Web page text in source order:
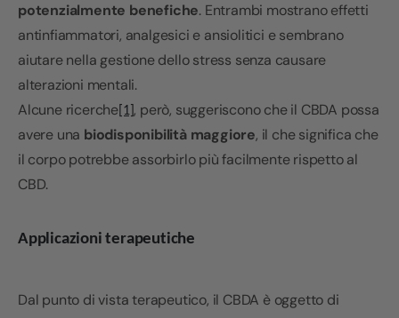
potenzialmente benefiche. Entrambi mostrano effetti
antinfiammatori, analgesici e ansiolitici e sembrano
aiutare nella gestione dello stress senza causare
alterazioni mentali.
Alcune ricerche [1], però, suggeriscono che il CBDA possa
avere una biodisponibilità maggiore, il che significa che
il corpo potrebbe assorbirlo più facilmente rispetto al
CBD.
Applicazioni terapeutiche
Dal punto di vista terapeutico, il CBDA è oggetto di